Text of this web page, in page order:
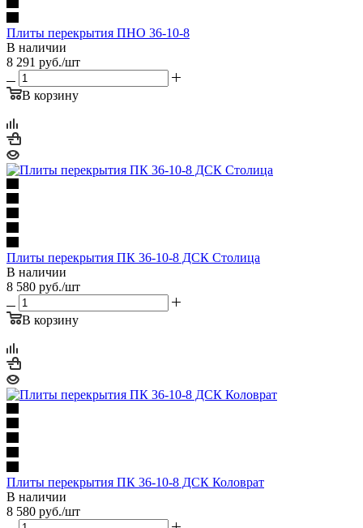
Плиты перекрытия ПНО 36-10-8
В наличии
8 291 руб./шт
В корзину
Плиты перекрытия ПК 36-10-8 ДСК Столица
В наличии
8 580 руб./шт
В корзину
Плиты перекрытия ПК 36-10-8 ДСК Коловрат
В наличии
8 580 руб./шт